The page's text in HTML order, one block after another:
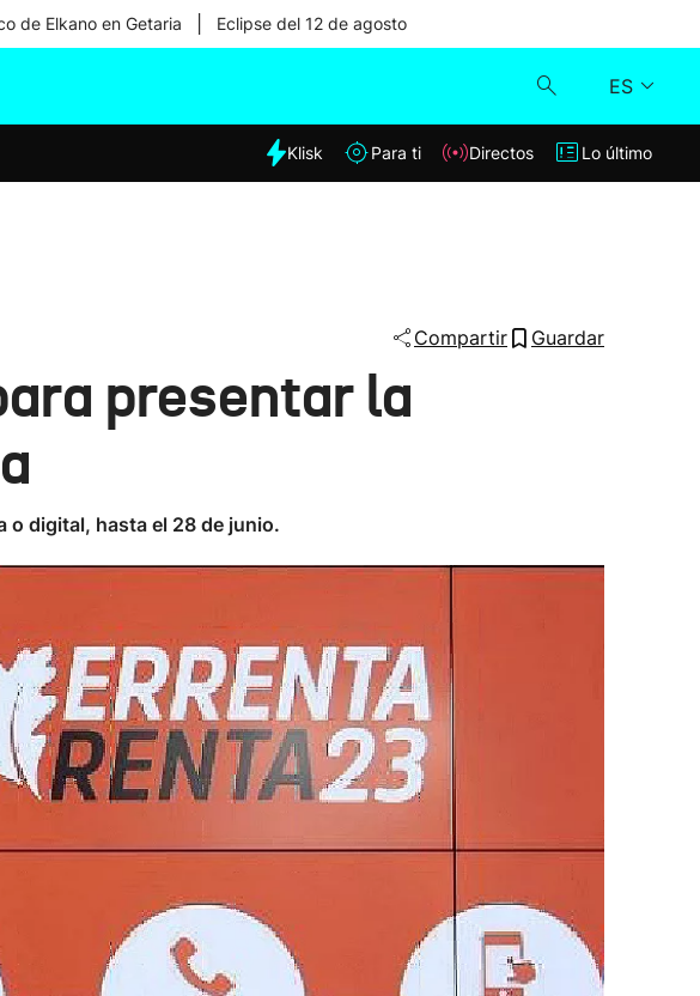
de Elkano en Getaria Eclipse del 12 de agosto
ES
Klisk
Klisk Para ti Directos Lo último
Compartir Guardar
presentar la
o digital, hasta el 28 de junio.